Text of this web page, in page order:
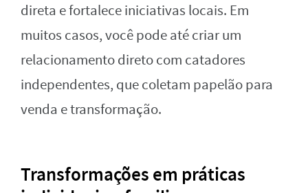
direta e fortalece iniciativas locais. Em
muitos casos, você pode até criar um
relacionamento direto com catadores
independentes, que coletam papelão para
venda e transformação.
Transformações em práticas